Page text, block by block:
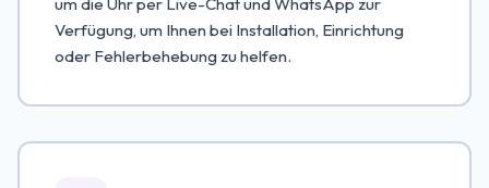
Verfügung, um Ihnen bei Installation, Einrichtung
oder Fehlerbehebung zu helfen.